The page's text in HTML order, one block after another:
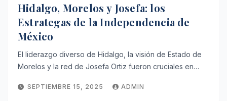
Hidalgo, Morelos y Josefa: los
Estrategas de la Independencia de
México
El liderazgo diverso de Hidalgo, la visión de Estado de
Morelos y la red de Josefa Ortiz fueron cruciales en…
SEPTIEMBRE 15, 2025 ADMIN